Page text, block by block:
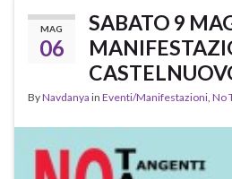
MAG
06
SABATO 9
ByNavdanya in Eventi/Manifestazioni, No